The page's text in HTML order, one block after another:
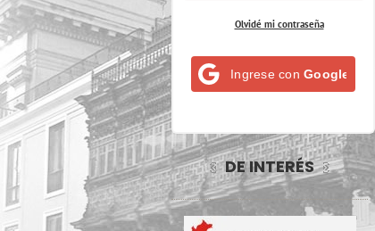
Olvidé mi contraseña
Ingrese con Google
DE INTERÉS